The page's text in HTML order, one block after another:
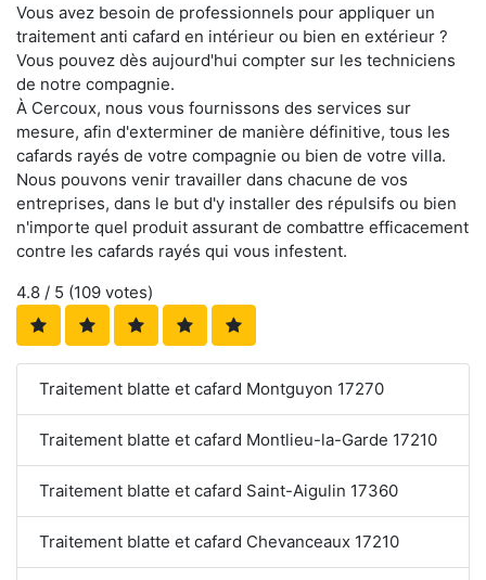
Vous avez besoin de professionnels pour appliquer un
traitement anti cafard en intérieur ou bien en extérieur ?
Vous pouvez dès aujourd'hui compter sur les techniciens
de notre compagnie.
À Cercoux, nous vous fournissons des services sur
mesure, afin d'exterminer de manière définitive, tous les
cafards rayés de votre compagnie ou bien de votre villa.
Nous pouvons venir travailler dans chacune de vos
entreprises, dans le but d'y installer des répulsifs ou bien
n'importe quel produit assurant de combattre efficacement
contre les cafards rayés qui vous infestent.
4.8 / 5 (109 votes)
Traitement blatte et cafard Montguyon 17270
Traitement blatte et cafard Montlieu-la-Garde 17210
Traitement blatte et cafard Saint-Aigulin 17360
Traitement blatte et cafard Chevanceaux 17210